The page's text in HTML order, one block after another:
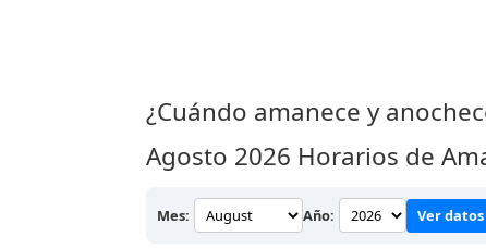
¿Cuándo amanece y
Agosto 2026 Horarios de
Mes: Año: Ver